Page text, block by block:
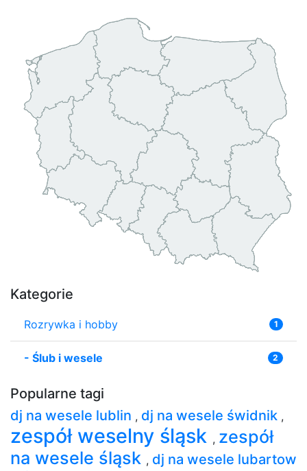
Kategorie
Rozrywka i hobby 1
- Ślub i wesele 2
Popularne tagi
dj na wesele lublin , dj na wesele świdnik ,
zespół weselny śląsk , zespół
na wesele śląsk , dj na wesele lubartow